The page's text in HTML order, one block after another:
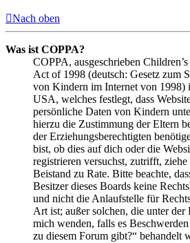
Nach oben
Was ist COPPA?
COPPA, ausgeschrieben
Act of 1998 (deutsch: Gesetz zum
von Kindern im Internet von 1998)
USA, welches festlegt, dass
persönliche Daten von Kindern
hierzu die Zustimmung der Eltern
der Erziehungsberechtigten
bist, ob dies auf dich oder die
registrieren versuchst, zutrifft,
Beistand zu Rate. Bitte beachte,
Besitzer dieses Boards keine
und nicht die Anlaufstelle für
Art ist; außer solchen, die unter
mich wenden, falls es
zu diesem Forum gibt?“ behandelt